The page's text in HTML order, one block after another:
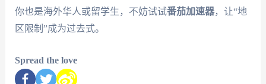
你也是海外华人或留学生，不妨试试番茄加速器，让“地
区限制”成为过去式。
Spread the love